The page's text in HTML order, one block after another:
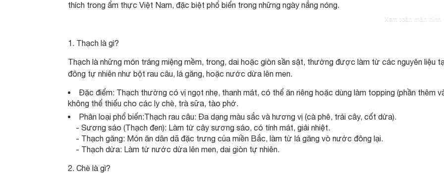
thích trong ẩm thực Việt Nam, đặc biệt phổ biến trong những ngày nắng nóng.
Xem toàn màn hình
Thạch là gì?
Thạch là những món tráng miệng mềm, trong, dai hoặc giòn sần sật, thường được làm từ các nguyên liệu
đông tự nhiên như bột rau câu, lá găng, hoặc nước dừa lên men.
Đặc điểm: Thạch thường có vị ngọt nhẹ, thanh mát, có thể ăn riêng hoặc dùng làm topping (phần thêm
không thể thiếu cho các ly chè, trà sữa, tào phớ.
Phân loại phổ biến:Thạch rau câu: Đa dạng màu sắc và hương vị (cà phê, trái cây, cốt dừa).
- Sương sáo (Thạch đen): Làm từ cây sương sáo, có tính mát, giải nhiệt.
- Thạch găng: Món ăn dân dã đặc trưng của miền Bắc, làm từ lá găng vò nước đông lại.
- Thạch dừa: Làm từ nước dừa lên men, dai giòn tự nhiên.
2. Chè là gì?